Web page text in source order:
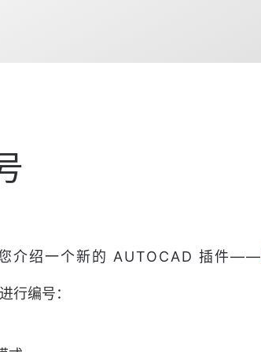
介绍一个新的 AUTOCAD 插件——
行编号：